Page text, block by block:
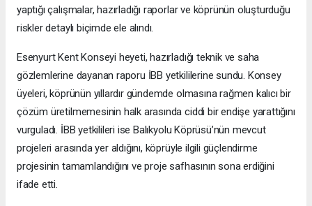
yaptığı çalışmalar, hazırladığı raporlar ve köprünün oluşturduğu
riskler detaylı biçimde ele alındı.
Esenyurt Kent Konseyi heyeti, hazırladığı teknik ve saha
gözlemlerine dayanan raporu İBB yetkililerine sundu. Konsey
üyeleri, köprünün yıllardır gündemde olmasına rağmen kalıcı bir
çözüm üretilmemesinin halk arasında ciddi bir endişe yarattığını
vurguladı. İBB yetkilileri ise Balıkyolu Köprüsü’nün mevcut
projeleri arasında yer aldığını, köprüyle ilgili güçlendirme
projesinin tamamlandığını ve proje safhasının sona erdiğini
ifade etti.